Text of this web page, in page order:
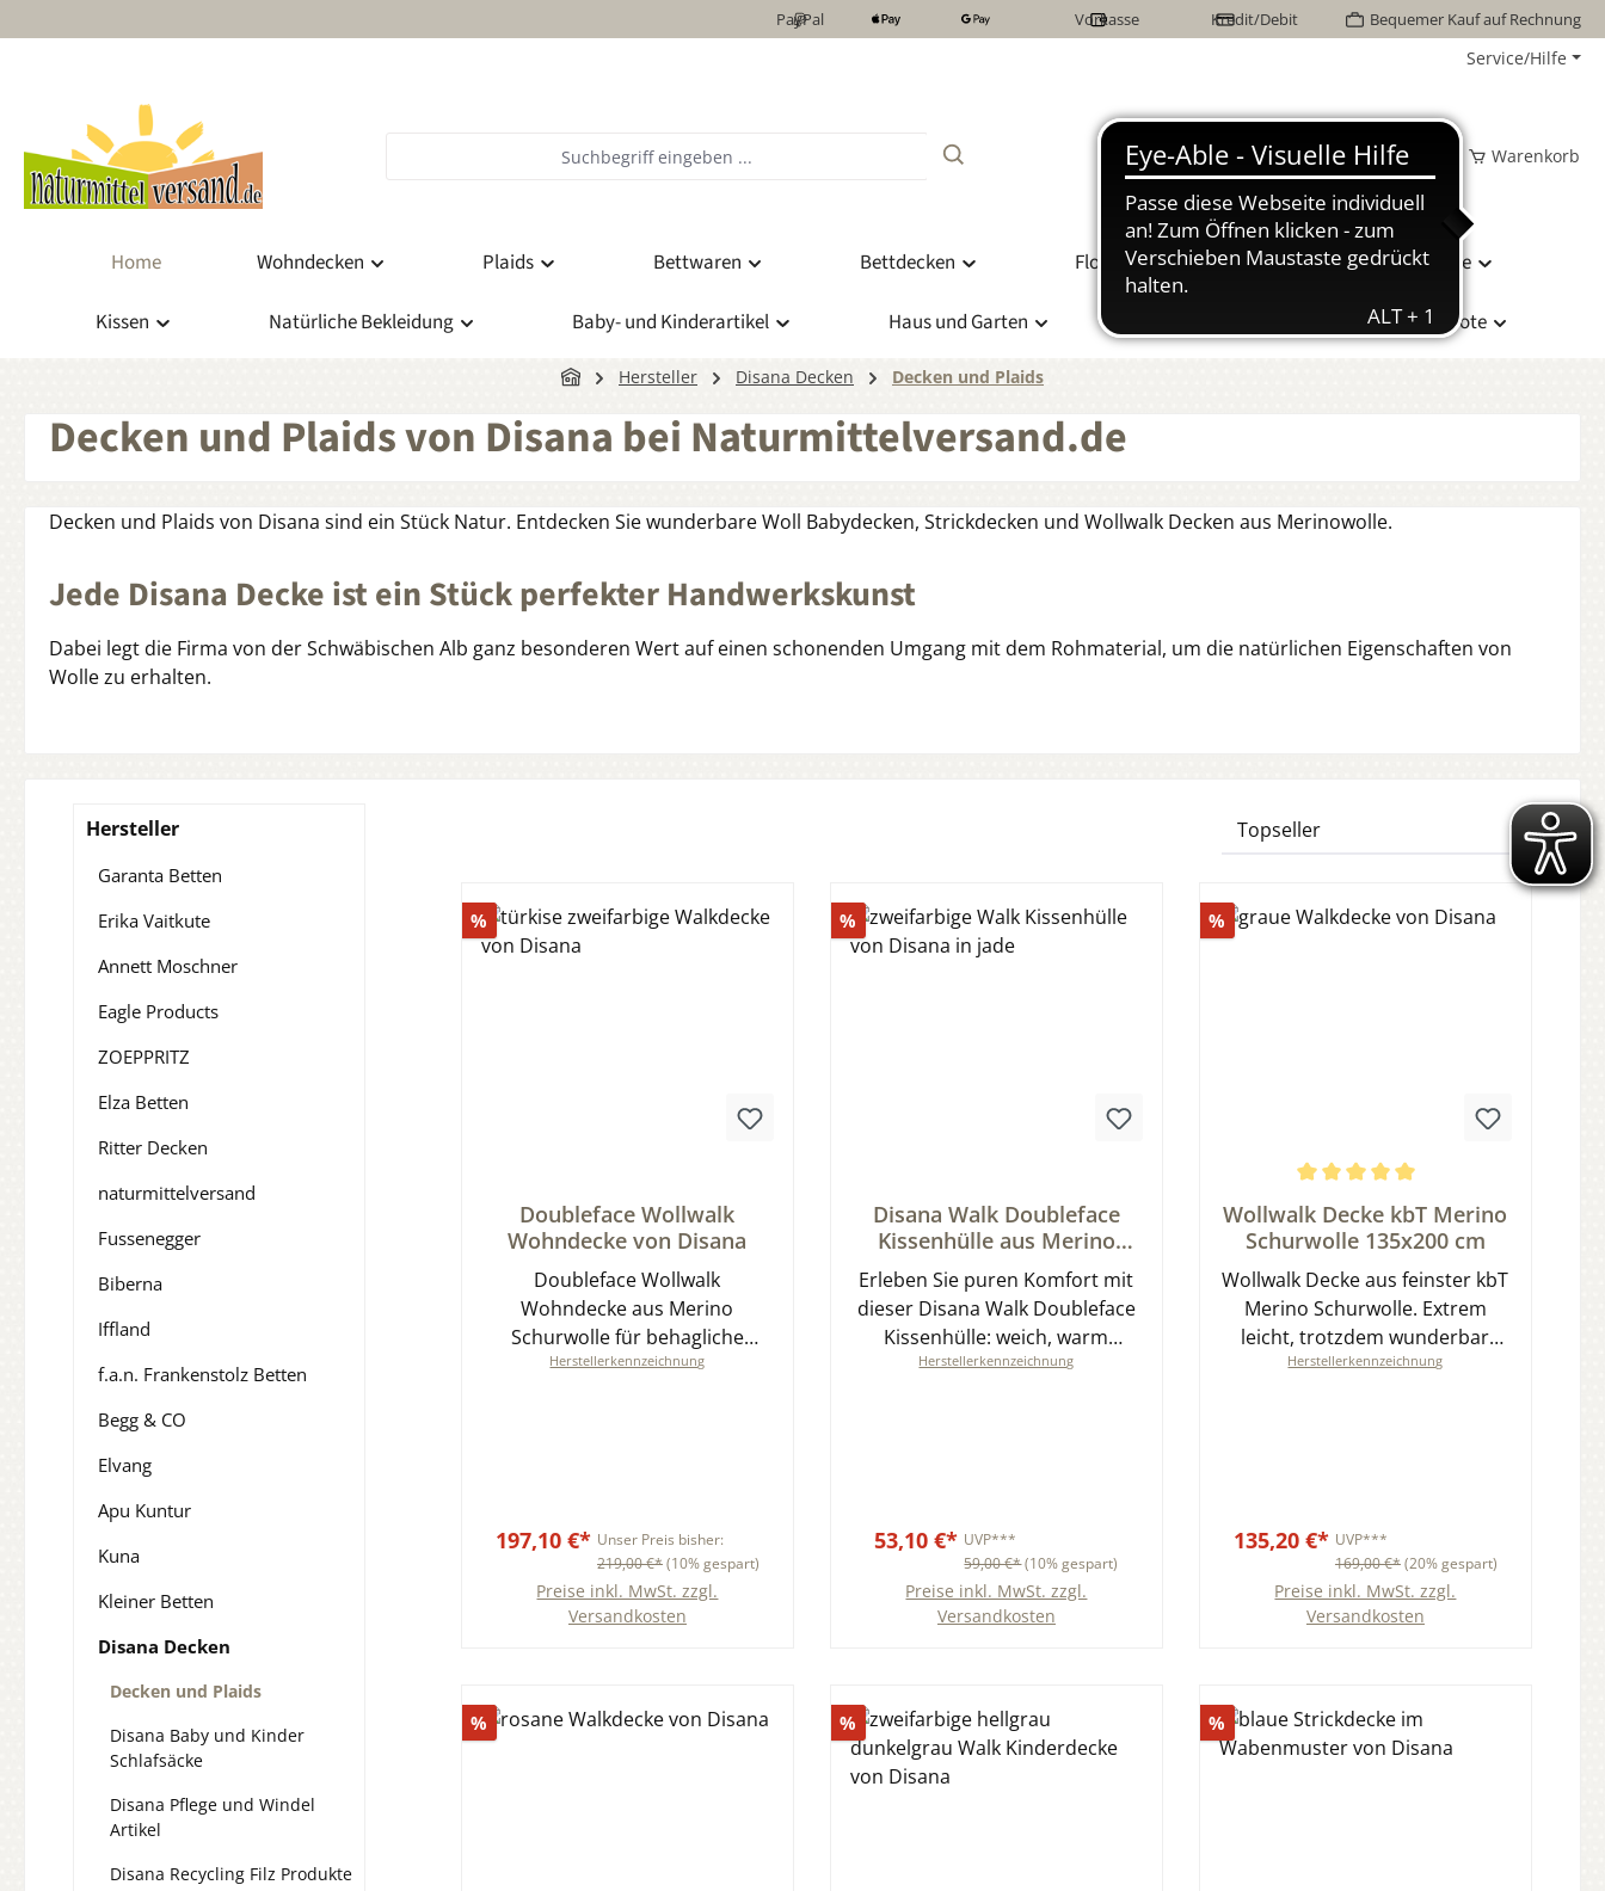
PayPal Vorkasse Kredit/Debit Bequemer Kauf auf Rechnung
Service/Hilfe
Wunschzettel Mein Konto Warenkorb
Home Wohndecken Plaids Bettwaren Bettdecken Flor Naturhaarbetten Bettwäsche
Kissen Natürliche Bekleidung Baby- und Kinderartikel Haus und Garten Sonderangebote
Hersteller Disana Decken Decken und Plaids
Decken und Plaids von Disana bei Naturmittelversand.de
Decken und Plaids von Disana sind ein Stück Natur. Entdecken Sie wunderbare Woll Babydecken, Strickdecken und Wollwalk Decken aus Merinowolle.
Jede Disana Decke ist ein Stück perfekter Handwerkskunst
Dabei legt die Firma von der Schwäbischen Alb ganz besonderen Wert auf einen schonenden Umgang mit dem Rohmaterial, um die natürlichen Eigenschaften von
Wolle zu erhalten.
Hersteller
Garanta Betten
Erika Vaitkute
Annett Moschner
Eagle Products
ZOEPPRITZ
Elza Betten
Ritter Decken
naturmittelversand
Fussenegger
Biberna
Iffland
f.a.n. Frankenstolz Betten
Begg & CO
Elvang
Apu Kuntur
Kuna
Kleiner Betten
Disana Decken
Decken und Plaids
Disana Baby und Kinder
Schlafsäcke
Disana Pflege und Windel
Artikel
Disana Recycling Filz Produkte
% Rabatt
Durchschnittliche Bewertung von 0 von 5 Sternen
Doubleface Wollwalk
Wohndecke von Disana
Doubleface Wollwalk
Wohndecke aus Merino
Schurwolle für behagliche
Wärme und pure Entspannung,
Herstellerkennzeichnung
197,10 €* Unser Preis bisher:
219,00 €*(10% gespart)
Preise inkl. MwSt. zzgl.
Versandkosten
%Rabatt
Durchschnittliche Bewertung von 0 von 5 Sternen
Disana Walk Doubleface
Kissenhülle aus Merino
Schurwolle kbT
Erleben Sie puren Komfort mit
dieser Disana Walk Doubleface
Kissenhülle: weich, warm
umweltfreundlich
Herstellerkennzeichnung
53,10 €* UVP***
59,00 €*(10% gespart)
Preise inkl. MwSt. zzgl.
Versandkosten
%Rabatt
Durchschnittliche Bewertung von 5 von 5
Wollwalk Decke kbT Merino
Schurwolle 135x200 cm
Wollwalk Decke aus feinster kbT
Merino Schurwolle. Extrem
leicht, trotzdem wunderbar
flauschig und voluminös GOTS
Herstellerkennzeichnung
135,20 €* UVP***
169,00 €*(20% gespart)
Preise inkl. MwSt. zzgl.
Versandkosten
% Rabatt %Rabatt %Rabatt